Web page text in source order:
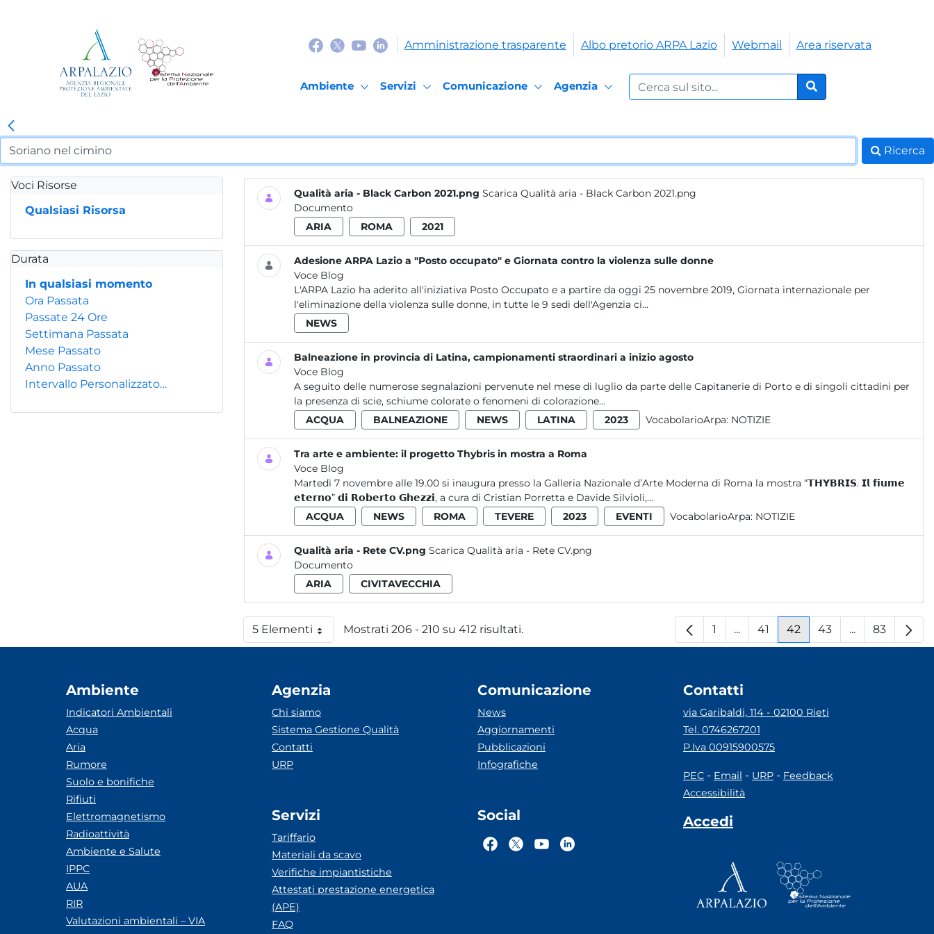
Amministrazione trasparente Albo pretorio ARPA Lazio Webmail Area riservata
Ambiente Servizi Comunicazione Agenzia
Cerca nel sito:
Cerca
Ricerca
Voci Risorse
Qualsiasi Risorsa
Durata
In qualsiasi momento
Ora Passata
Passate 24 Ore
Settimana Passata
Mese Passato
Anno Passato
Intervallo Personalizzato…
Qualità aria - Black Carbon 2021.png Scarica Qualità aria - Black Carbon 2021.png
Documento
ARIA
ROMA 2021
Adesione ARPA Lazio a "Posto occupato" e Giornata contro la violenza sulle donne
Voce Blog
L'ARPA Lazio ha aderito all'iniziativa Posto Occupato e a partire da oggi 25 novembre 2019, Giornata internazionale per
l'eliminazione della violenza sulle donne, in tutte le 9 sedi dell'Agenzia ci...
NEWS
Balneazione in provincia di Latina, campionamenti straordinari a inizio agosto
Voce Blog
A seguito delle numerose segnalazioni pervenute nel mese di luglio da parte delle Capitanerie di Porto e di singoli cittadini per
la presenza di scie, schiume colorate o fenomeni di colorazione...
ACQUA
BALNEAZIONE NEWS LATINA 2023 VocabolarioArpa: NOTIZIE
Tra arte e ambiente: il progetto Thybris in mostra a Roma
Voce Blog
Martedì 7 novembre alle 19.00 si inaugura presso la Galleria Nazionale d’Arte Moderna di Roma la mostra “𝗧𝗛𝗬𝗕𝗥𝗜𝗦. 𝗜𝗹 𝗳𝗶𝘂𝗺𝗲
𝗲𝘁𝗲𝗿𝗻𝗼” 𝗱𝗶 𝗥𝗼𝗯𝗲𝗿𝘁𝗼 𝗚𝗵𝗲𝘇𝘇𝗶, a cura di Cristian Porretta e Davide Silvioli,...
ACQUA
NEWS ROMA TEVERE 2023 EVENTI VocabolarioArpa: NOTIZIE
Qualità aria - Rete CV.png Scarica Qualità aria - Rete CV.png
Documento
ARIA
CIVITAVECCHIA
5 ElementiPer paginaMostrati 206 - 210 su 412 risultati. Pagina
1 ...Pagine intermedie
Pagina
41 Pagina
42 Pagina
43 ...PaginePagina
83
Ambiente
Indicatori Ambientali
Acqua
Aria
Rumore
Suolo e bonifiche
Rifiuti
Elettromagnetismo
Radioattività
Ambiente e Salute
IPPC
AUA
RIR
Valutazioni ambientali – VIA
Agenzia
Chi siamo
Sistema Gestione Qualità
Contatti
URP
Servizi
Tariffario
Materiali da scavo
Verifiche impiantistiche
Attestati prestazione energetica
(APE)
FAQ
Comunicazione
News
Aggiornamenti
Pubblicazioni
Infografiche
Social
Contatti
via Garibaldi, 114 - 02100 Rieti
Tel. 0746267201
P.Iva 00915900575
PEC - Email - URP - Feedback
Accessibilità
Accedi